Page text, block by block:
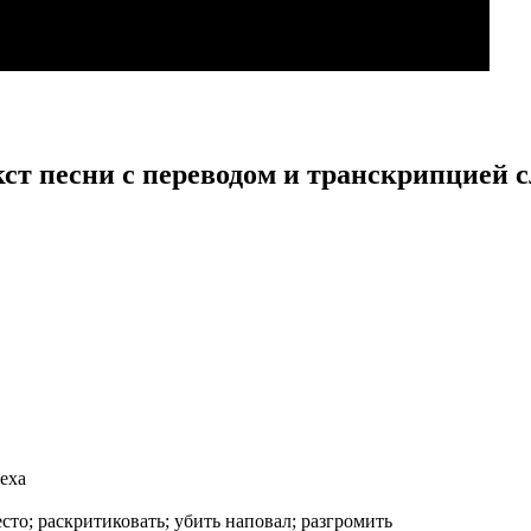
песни с переводом и транскрипцией
раскритиковать; убить наповал; разгромить